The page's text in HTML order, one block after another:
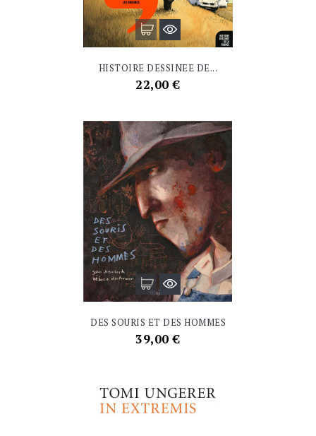
HISTOIRE DESSINEE DE...
Prix
22,00 €
DES SOURIS ET DES HOMMES
Prix
39,00 €